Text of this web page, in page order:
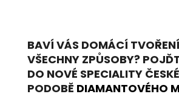
BAVÍ VÁS DOMÁCÍ
VŠECHNY ZPŮSOBY?
DO NOVÉ SPECIALITY
PODOBĚ DIAMANTOVÉHO